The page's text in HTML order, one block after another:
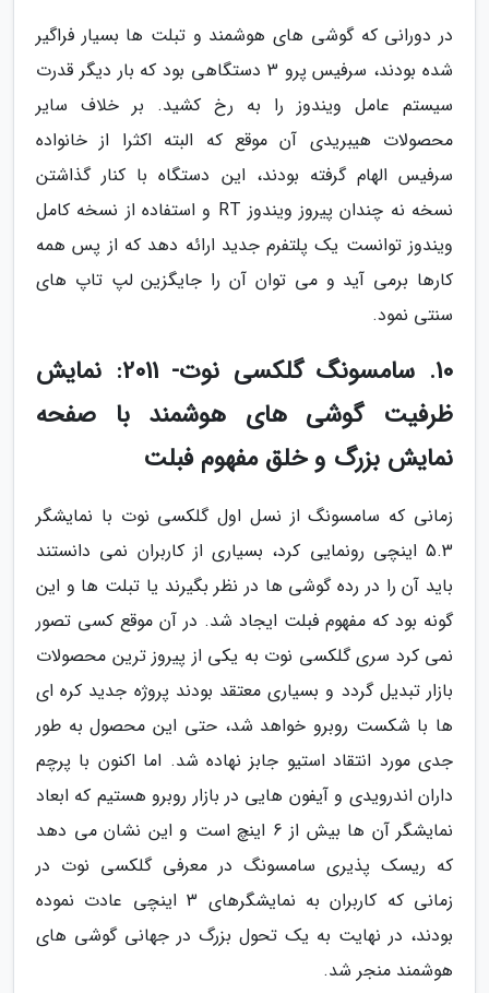
در دورانی که گوشی های هوشمند و تبلت ها بسیار فراگیر
شده بودند، سرفیس پرو 3 دستگاهی بود که بار دیگر قدرت
سیستم عامل ویندوز را به رخ کشید. بر خلاف سایر
محصولات هیبریدی آن موقع که البته اکثرا از خانواده
سرفیس الهام گرفته بودند، این دستگاه با کنار گذاشتن
نسخه نه چندان پیروز ویندوز RT و استفاده از نسخه کامل
ویندوز توانست یک پلتفرم جدید ارائه دهد که از پس همه
کارها برمی آید و می توان آن را جایگزین لپ تاپ های
سنتی نمود.
10. سامسونگ گلکسی نوت- 2011: نمایش
ظرفیت گوشی های هوشمند با صفحه
نمایش بزرگ و خلق مفهوم فبلت
زمانی که سامسونگ از نسل اول گلکسی نوت با نمایشگر
5.3 اینچی رونمایی کرد، بسیاری از کاربران نمی دانستند
باید آن را در رده گوشی ها در نظر بگیرند یا تبلت ها و این
گونه بود که مفهوم فبلت ایجاد شد. در آن موقع کسی تصور
نمی کرد سری گلکسی نوت به یکی از پیروز ترین محصولات
بازار تبدیل گردد و بسیاری معتقد بودند پروژه جدید کره ای
ها با شکست روبرو خواهد شد، حتی این محصول به طور
جدی مورد انتقاد استیو جابز نهاده شد. اما اکنون با پرچم
داران اندرویدی و آیفون هایی در بازار روبرو هستیم که ابعاد
نمایشگر آن ها بیش از 6 اینچ است و این نشان می دهد
که ریسک پذیری سامسونگ در معرفی گلکسی نوت در
زمانی که کاربران به نمایشگرهای 3 اینچی عادت نموده
بودند، در نهایت به یک تحول بزرگ در جهانی گوشی های
هوشمند منجر شد.